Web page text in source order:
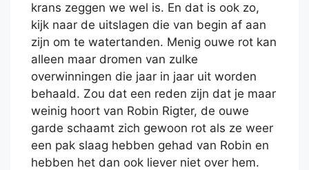
krans zeggen we wel is. En dat is ook zo,
kijk naar de uitslagen die van begin af aan
zijn om te watertanden. Menig ouwe rot kan
alleen maar dromen van zulke
overwinningen die jaar in jaar uit worden
behaald. Zou dat een reden zijn dat je maar
weinig hoort van Robin Rigter, de ouwe
garde schaamt zich gewoon rot als ze weer
een pak slaag hebben gehad van Robin en
hebben het dan ook liever niet over hem.